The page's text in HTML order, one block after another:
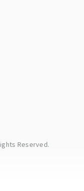
Reserved.